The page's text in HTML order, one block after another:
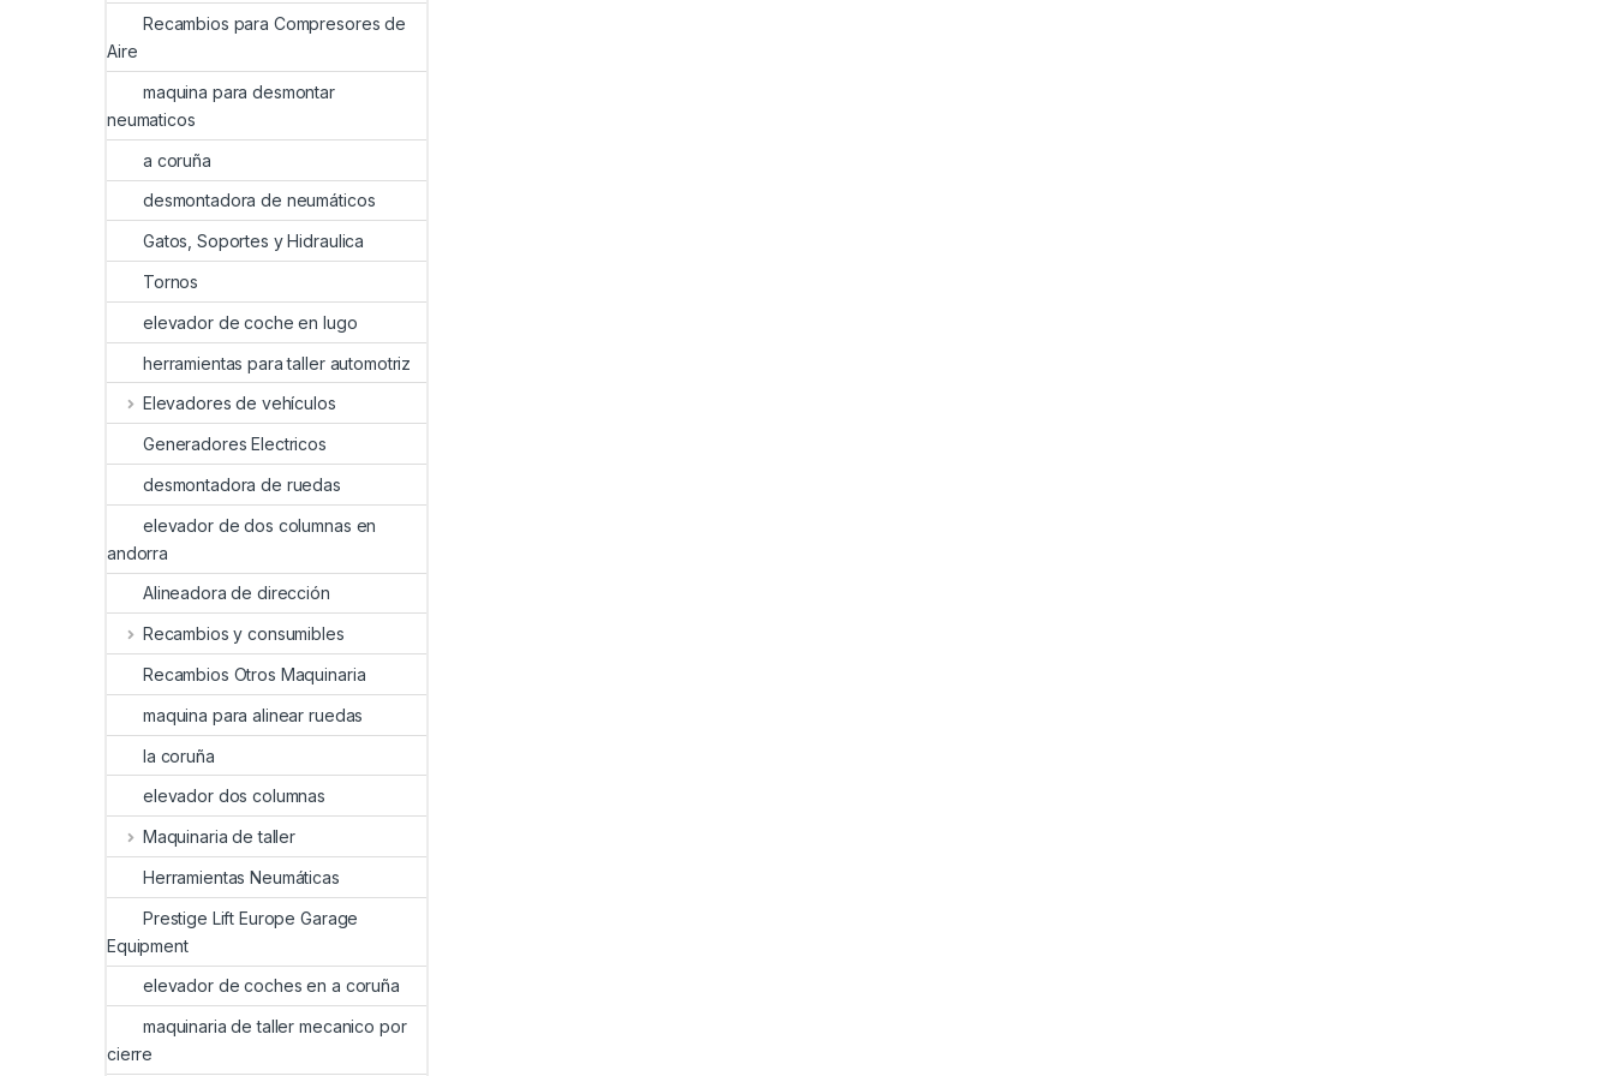
Recambios para Compresores de
Aire
maquina para desmontar
neumaticos
a coruña
desmontadora de neumáticos
Gatos, Soportes y Hidraulica
Tornos
elevador de coche en lugo
herramientas para taller automotriz
Elevadores de vehículos
Generadores Electricos
desmontadora de ruedas
elevador de dos columnas en
andorra
Alineadora de dirección
Recambios y consumibles
Recambios Otros Maquinaria
maquina para alinear ruedas
la coruña
elevador dos columnas
Maquinaria de taller
Herramientas Neumáticas
Prestige Lift Europe Garage
Equipment
elevador de coches en a coruña
maquinaria de taller mecanico por
cierre